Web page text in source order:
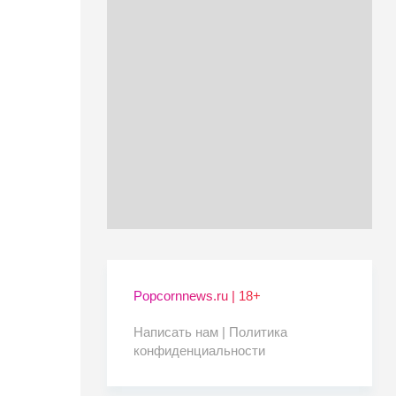
Popcornnews.ru | 18+
Написать нам | Политика
конфиденциальности